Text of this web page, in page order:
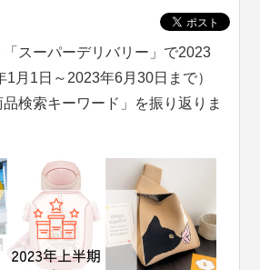
スーパーデリバリー」で2023
月1日～2023年6月30日まで）
検索キーワード」を振り返りま